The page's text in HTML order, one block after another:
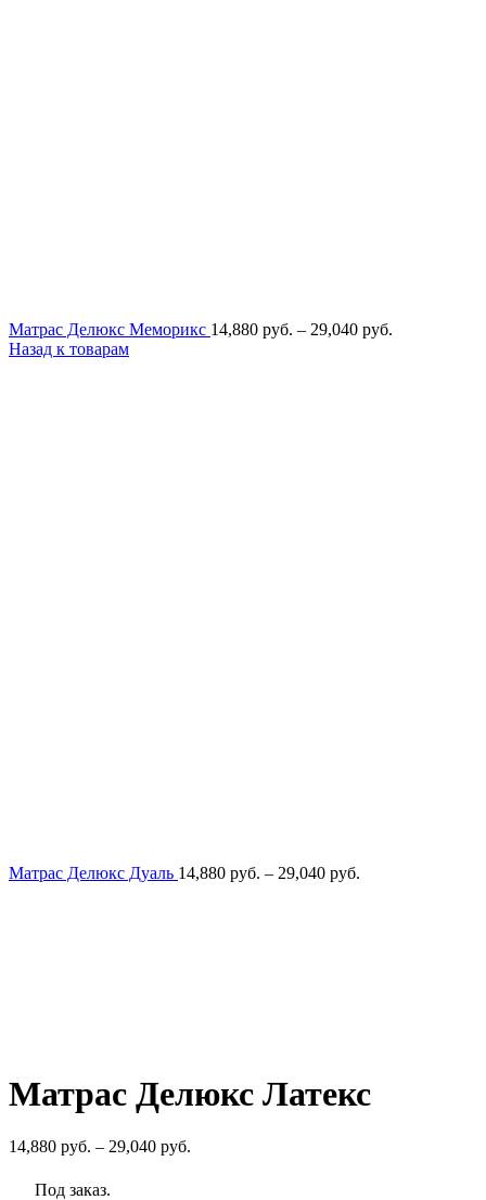
Матрас Делюкс Меморикс 14,880 руб. – 29,040 руб.
Назад к товарам
Матрас Делюкс Дуаль 14,880 руб. – 29,040 руб.
Матрас Делюкс Латекс
14,880 руб. – 29,040 руб.
Под заказ.